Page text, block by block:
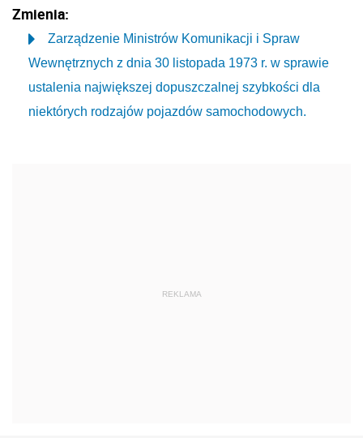
Zmienia:
Zarządzenie Ministrów Komunikacji i Spraw
Wewnętrznych z dnia 30 listopada 1973 r. w sprawie
ustalenia największej dopuszczalnej szybkości dla
niektórych rodzajów pojazdów samochodowych.